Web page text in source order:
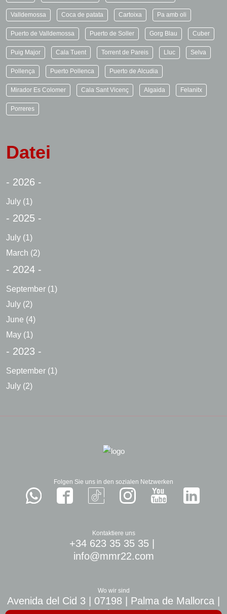
Valldemossa Coca de patata Cartoixa Pa amb oli
Puerto de Valldemossa Puerto de Soller Gorg Blau Cuber
Puig Major Cala Tuent Torrent de Pareis Lluc Selva
Pollença Puerto Pollenca Puerto de Alcudia
Mirador Es Colomer Cala Sant Vicenç Algaida Felanitx
Porreres
Datei
- 2026 -
July (1)
- 2025 -
July (1)
March (2)
- 2024 -
September (1)
July (2)
June (4)
May (1)
- 2023 -
September (1)
July (2)
Folgen Sie uns in den sozialen Netzwerken
Kontaktiere uns
+34 623 35 35 35
info@mmr22.com
Wo wir sind
Avenida del Cid 3 | 07198 | Palma de Mallorca |